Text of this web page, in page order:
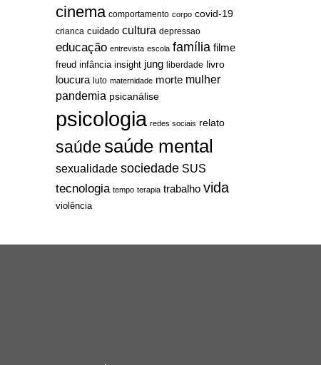
cinema comportamento corpo covid-19
crianca cuidado cultura depressao
educação entrevista escola família filme
freud infância insight jung liberdade livro
loucura luto maternidade morte mulher
pandemia psicanálise
psicologia redes sociais relato
saúdesaúde mental
sexualidade sociedade SUS
tecnologia tempo terapia trabalho vida
violência